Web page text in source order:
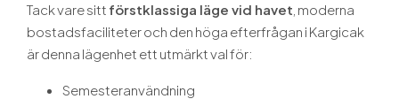
Tack vare sitt förstklassiga läge vid havet , moderna
bostadsfaciliteter och den höga efterfrågan i Kargicak
är denna lägenhet ett utmärkt val för:
Semesteranvändning